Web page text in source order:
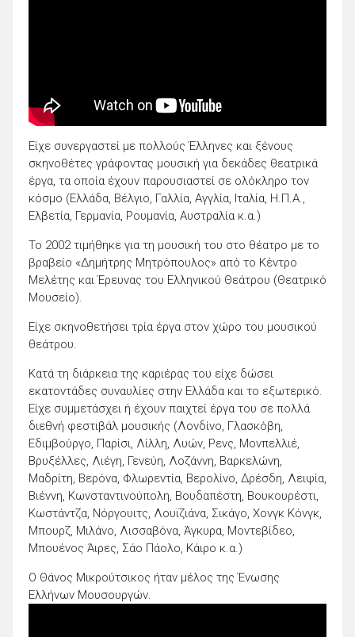
Είχε συνεργαστεί με πολλούς Έλληνες και ξένους
σκηνοθέτες γράφοντας μουσική για δεκάδες θεατρικά
έργα, τα οποία έχουν παρουσιαστεί σε ολόκληρο τον
κόσμο (Ελλάδα, Βέλγιο, Γαλλία, Αγγλία, Ιταλία, Η.Π.Α.,
Ελβετία, Γερμανία, Ρουμανία, Αυστραλία κ.α.)
Το 2002 τιμήθηκε για τη μουσική του στο θέατρο με το
βραβείο «Δημήτρης Μητρόπουλος» από το Κέντρο
Μελέτης και Έρευνας του Ελληνικού Θεάτρου (Θεατρικό
Μουσείο).
Είχε σκηνοθετήσει τρία έργα στον χώρο του μουσικού
θεάτρου.
Κατά τη διάρκεια της καριέρας του είχε δώσει
εκατοντάδες συναυλίες στην Ελλάδα και το εξωτερικό.
Είχε συμμετάσχει ή έχουν παιχτεί έργα του σε πολλά
διεθνή φεστιβάλ μουσικής (Λονδίνο, Γλασκόβη,
Εδιμβούργο, Παρίσι, Λίλλη, Λυών, Ρενς, Μονπελλιέ,
Βρυξέλλες, Λιέγη, Γενεύη, Λοζάννη, Βαρκελώνη,
Μαδρίτη, Βερόνα, Φλωρεντία, Βερολίνο, Δρέσδη, Λειψία,
Βιέννη, Κωνσταντινούπολη, Βουδαπέστη, Βουκουρέστι,
Κωστάντζα, Νόργουιτς, Λουϊζιάνα, Σικάγο, Χονγκ Κόνγκ,
Μπουρζ, Μιλάνο, Λισσαβόνα, Άγκυρα, Μοντεβίδεο,
Μπουένος Άιρες, Σάο Πάολο, Κάιρο κ.α.)
Ο Θάνος Μικρούτσικος ήταν μέλος της Ένωσης
Ελλήνων Μουσουργών.